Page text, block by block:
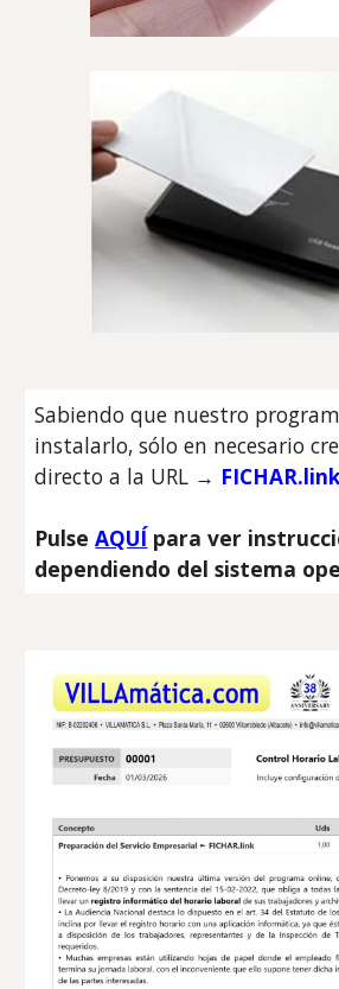
Sabiendo que nuestro
instalarlo, sólo en necesario
directo a la URL →
PulseAQUÍ para ver
dependiendo del sistema